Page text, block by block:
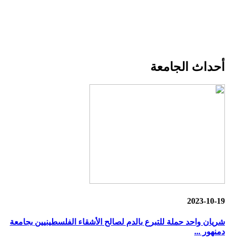
أحداث الجامعة
2023-10-19
شريان واحد حملة للتبرع بالدم لصالح الأشقاء الفلسطينيين بجامعة
دمنهور ...